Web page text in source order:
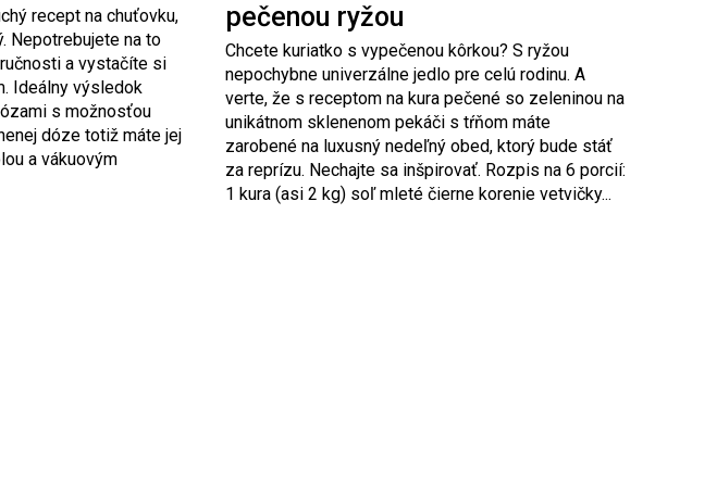
recept na chuťovku,
Nepotrebujete na to
a vystačíte si
Ideálny výsledok
s možnosťou
dóze totiž máte jej
a vákuovým
pečenou ryžou
Chcete kuriatko s vypečenou kôrkou? S ryžou
nepochybne univerzálne jedlo pre celú rodinu. A
verte, že s receptom na kura pečené so zeleninou na
unikátnom sklenenom pekáči s tŕňom máte
zarobené na luxusný nedeľný obed, ktorý bude stáť
za reprízu. Nechajte sa inšpirovať. Rozpis na 6 porcií:
1 kura (asi 2 kg) soľ mleté čierne korenie vetvičky...